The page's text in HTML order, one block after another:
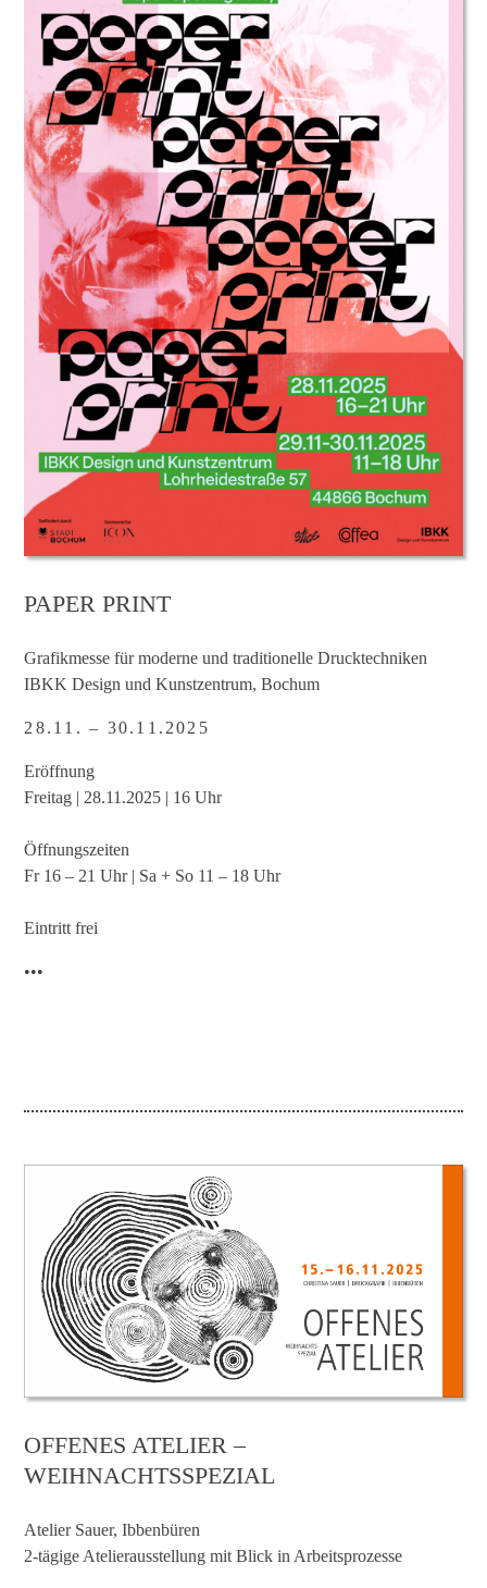
PAPER PRINT
Grafikmesse für moderne und traditionelle Drucktechniken
IBKK Design und Kunstzentrum, Bochum
28.11. – 30.11.2025
Eröffnung
Freitag | 28.11.2025 | 16 Uhr
Öffnungszeiten
Fr 16 – 21 Uhr | Sa + So 11 – 18 Uhr
Eintritt frei
•••
OFFENES ATELIER –
WEIHNACHTSSPEZIAL
Atelier Sauer, Ibbenbüren
2-tägige Atelierausstellung mit Blick in Arbeitsprozesse